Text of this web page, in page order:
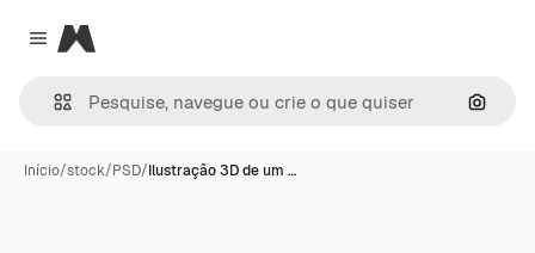
Close menu
Magnific
Início/stock/PSD/Ilustração 3D de um …